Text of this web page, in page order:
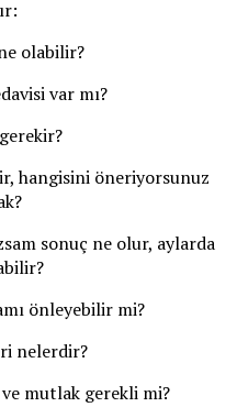
olabilir?
var mı?
hangisini öneriyorsunuz
sonuç ne olur, aylarda
önleyebilir mi?
nelerdir?
mutlak gerekli mi?